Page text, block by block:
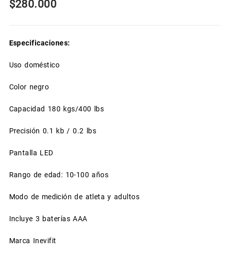
$280.000
Especificaciones:
Uso doméstico
Color negro
Capacidad 180 kgs/400 lbs
Precisión 0.1 kb / 0.2 lbs
Pantalla LED
Rango de edad: 10-100 años
Modo de medición de atleta y adultos
Incluye 3 baterías AAA
Marca Inevifit